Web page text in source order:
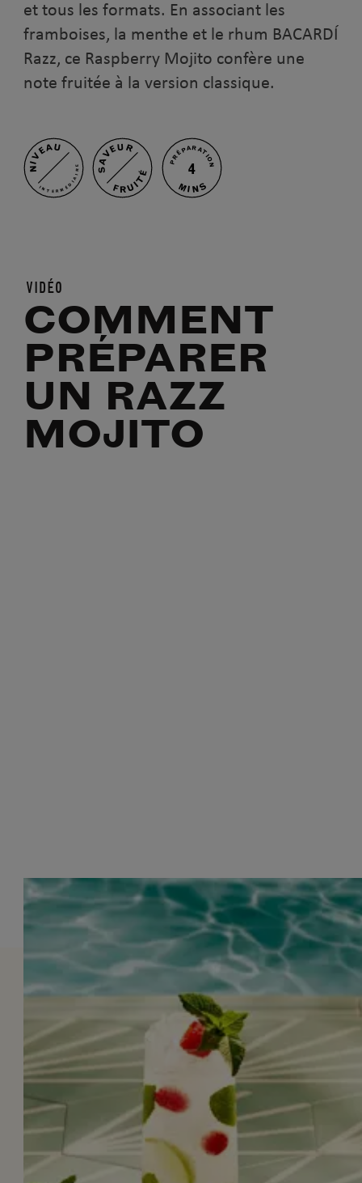
et tous les formats. En associant les
framboises, la menthe et le rhum BACARDÍ
Razz, ce Raspberry Mojito confère une
note fruitée à la version classique.
NIVEAU
INTERMÉDIAIRE
SAVEUR
FRUITÉ
PRÉPARATION
4
MINS
VIDÉO
COMMENT
PRÉPARER
UN RAZZ
MOJITO